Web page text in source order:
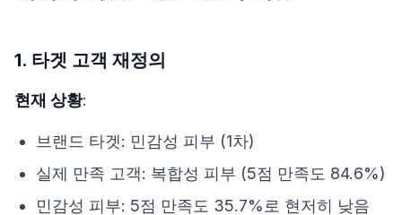
1. 타겟 고객 재정의
현재 상황:
브랜드 타겟: 민감성 피부 (1차)
실제 만족 고객: 복합성 피부 (5점 만족도 84.6%)
민감성 피부: 5점 만족도 35.7%로 현저히 낮음